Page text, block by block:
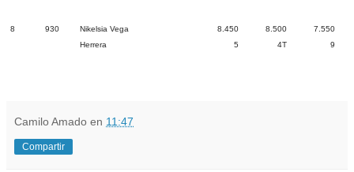
8 930
Nikelsia Vega
Herrera
8.450
5
8.500
4T
7.550
9
Camilo Amado en 11:47
Compartir